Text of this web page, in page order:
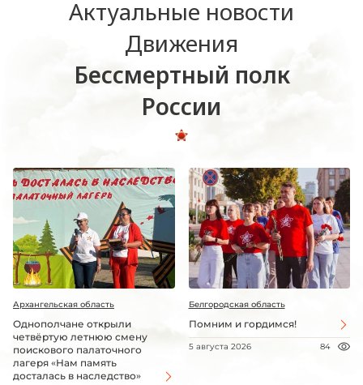
Актуальные новости
Движения
Бессмертный полк
России
Архангельская область
Однополчане открыли
четвёртую летнюю смену
поискового палаточного
лагеря «Нам память
досталась в наследство»
Белгородская область
Помним и гордимся!
5 августа 2026 84